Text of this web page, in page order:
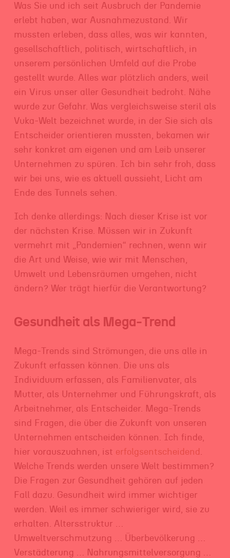
Was Sie und ich seit Ausbruch der Pandemie
erlebt haben, war Ausnahmezustand. Wir
mussten erleben, dass alles, was wir kannten,
gesellschaftlich, politisch, wirtschaftlich, in
unserem persönlichen Umfeld auf die Probe
gestellt wurde. Alles war plötzlich anders, weil
ein Virus unser aller Gesundheit bedroht. Nähe
wurde zur Gefahr. Was vergleichsweise steril als
Vuka-Welt bezeichnet wurde, in der Sie sich als
Entscheider orientieren mussten, bekamen wir
sehr konkret am eigenen und am Leib unserer
Unternehmen zu spüren. Ich bin sehr froh, dass
wir bei uns, wie es aktuell aussieht, Licht am
Ende des Tunnels sehen.
Ich denke allerdings: Nach dieser Krise ist vor
der nächsten Krise. Müssen wir in Zukunft
vermehrt mit „Pandemien“ rechnen, wenn wir
die Art und Weise, wie wir mit Menschen,
Umwelt und Lebensräumen umgehen, nicht
ändern? Wer trägt hierfür die Verantwortung?
Gesundheit als Mega-Trend
Mega-Trends sind Strömungen, die uns alle in
Zukunft erfassen können. Die uns als
Individuum erfassen, als Familienvater, als
Mutter, als Unternehmer und Führungskraft, als
Arbeitnehmer, als Entscheider. Mega-Trends
sind Fragen, die über die Zukunft von unseren
Unternehmen entscheiden können. Ich finde,
hier vorauszuahnen, ist erfolgsentscheidend
Welche Trends werden unsere Welt bestimmen?
Die Fragen zur Gesundheit gehören auf jeden
Fall dazu. Gesundheit wird immer wichtiger
werden. Weil es immer schwieriger wird, sie zu
erhalten. Altersstruktur …
Umweltverschmutzung … Überbevölkerung …
Verstädterung … Nahrungsmittelversorgung …